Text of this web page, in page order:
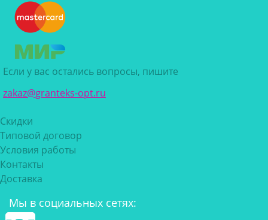
Если у вас остались вопросы, пишите
zakaz@granteks-opt.ru
Скидки
Типовой договор
Условия работы
Контакты
Доставка
Мы в социальных сетях: